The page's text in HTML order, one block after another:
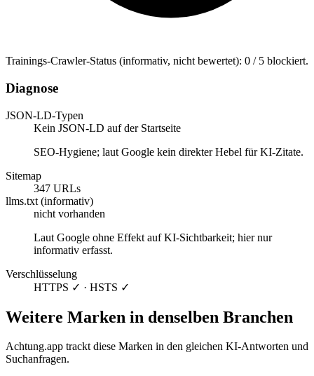
Trainings-Crawler-Status (informativ, nicht bewertet): 0 / 5 blockiert.
Diagnose
JSON-LD-Typen
Kein JSON-LD auf der Startseite
SEO-Hygiene; laut Google kein direkter Hebel für KI-Zitate.
Sitemap
347 URLs
llms.txt (informativ)
nicht vorhanden
Laut Google ohne Effekt auf KI-Sichtbarkeit; hier nur
informativ erfasst.
Verschlüsselung
HTTPS ✓ · HSTS ✓
Weitere Marken in denselben Branchen
Achtung.app trackt diese Marken in den gleichen KI-Antworten und
Suchanfragen.